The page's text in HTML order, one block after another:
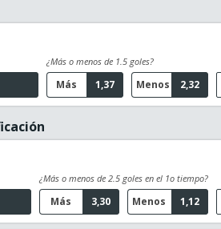
¿Más o menos de 1.5 goles?
1,37
Más 2,32
Menos
¿Más o menos de 2.5 goles en el 1o tiempo?
3,30
Más 1,12
Menos